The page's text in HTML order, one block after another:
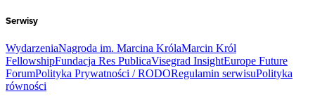
Serwisy
WydarzeniaNagroda im. Marcina KrólaMarcin Król
FellowshipFundacja Res PublicaVisegrad InsightEurope Future
ForumPolityka Prywatności / RODORegulamin serwisuPolityka
równości